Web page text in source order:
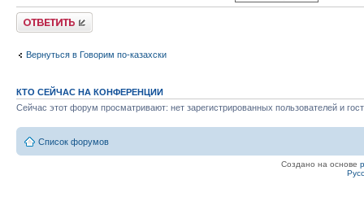
Ответить
Вернуться в Говорим по-казахски
КТО СЕЙЧАС НА КОНФЕРЕНЦИИ
Сейчас этот форум просматривают: нет зарегистрированных пользователей и
Список форумов
Создано на основе